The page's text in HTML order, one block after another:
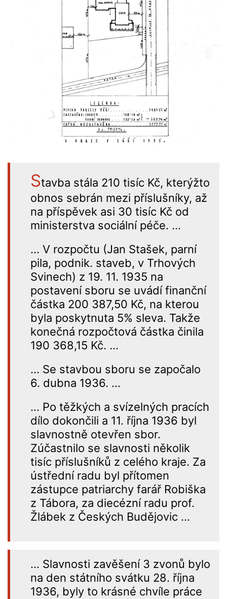
Stavba stála 210 tisíc Kč, kterýžto
obnos sebrán mezi příslušníky, až
na příspěvek asi 30 tisíc Kč od
ministerstva sociální péče. …
… V rozpočtu (Jan Stašek, parní
pila, podnik. staveb, v Trhových
Svinech) z 19. 11. 1935 na
postavení sboru se uvádí finanční
částka 200 387,50 Kč, na kterou
byla poskytnuta 5% sleva. Takže
konečná rozpočtová částka činila
190 368,15 Kč. …
… Se stavbou sboru se započalo
6. dubna 1936. …
… Po těžkých a svízelných pracích
dílo dokončili a 11. října 1936 byl
slavnostně otevřen sbor.
Zúčastnilo se slavnosti několik
tisíc příslušníků z celého kraje. Za
ústřední radu byl přítomen
zástupce patriarchy farář Robiška
z Tábora, za diecézní radu prof.
Žlábek z Českých Budějovic …
… Slavnosti zavěšení 3 zvonů bylo
na den státního svátku 28. října
1936, byly to krásné chvíle práce